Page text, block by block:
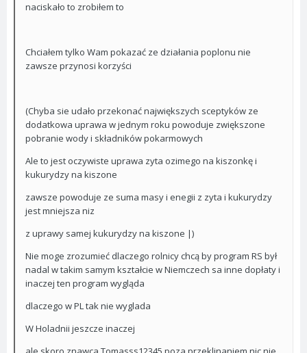
naciskało to zrobiłem to
Chciałem tylko Wam pokazać ze działania poplonu nie
zawsze przynosi korzyści
(Chyba sie udało przekonać największych sceptyków ze
dodatkowa uprawa w jednym roku powoduje zwiększone
pobranie wody i składników pokarmowych
Ale to jest oczywiste uprawa zyta ozimego na kiszonkę i
kukurydzy na kiszone
zawsze powoduje ze suma masy i enegii z zyta i kukurydzy
jest mniejsza niz
z uprawy samej kukurydzy na kiszone |)
Nie moge zrozumieć dlaczego rolnicy chcą by program RS był
nadal w takim samym kształcie w Niemczech sa inne dopłaty i
inaczej ten program wygląda
dlaczego w PL tak nie wyglada
W Holadnii jeszcze inaczej